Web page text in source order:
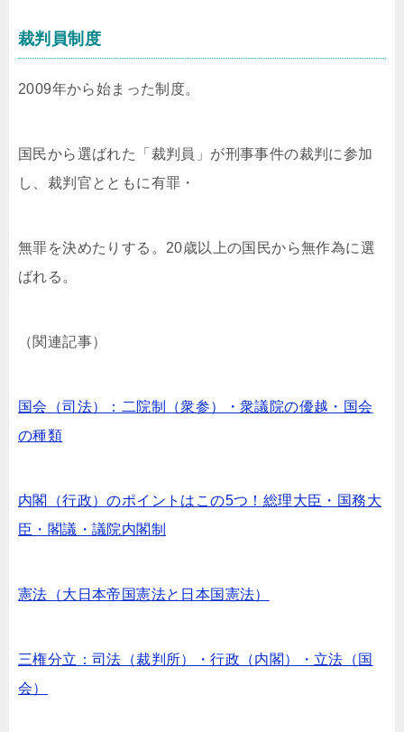
裁判員制度
2009年から始まった制度。
国民から選ばれた「裁判員」が刑事事件の裁判に参加
し、裁判官とともに有罪・
無罪を決めたりする。20歳以上の国民から無作為に選
ばれる。
（関連記事）
国会（司法）：二院制（衆参）・衆議院の優越・国会
の種類
内閣（行政）のポイントはこの5つ！総理大臣・国務大
臣・閣議・議院内閣制
憲法（大日本帝国憲法と日本国憲法）
三権分立：司法（裁判所）・行政（内閣）・立法（国
会）